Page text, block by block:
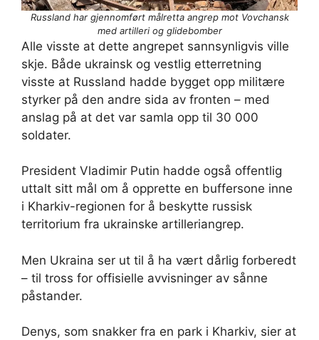
Russland har gjennomført målretta angrep mot Vovchansk
med artilleri og glidebomber
Alle visste at dette angrepet sannsynligvis ville
skje. Både ukrainsk og vestlig etterretning
visste at Russland hadde bygget opp militære
styrker på den andre sida av fronten – med
anslag på at det var samla opp til 30 000
soldater.
President Vladimir Putin hadde også offentlig
uttalt sitt mål om å opprette en buffersone inne
i Kharkiv-regionen for å beskytte russisk
territorium fra ukrainske artilleriangrep.
Men Ukraina ser ut til å ha vært dårlig forberedt
– til tross for offisielle avvisninger av sånne
påstander.
Denys, som snakker fra en park i Kharkiv, sier at